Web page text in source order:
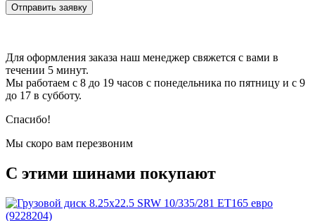
Отправить заявку
Для оформления заказа наш менеджер свяжется с вами в
течении 5 минут.
Мы работаем с 8 до 19 часов с понедельника по пятницу и с 9
до 17 в субботу.
Спасибо!
Мы скоро вам перезвоним
С этими шинами покупают